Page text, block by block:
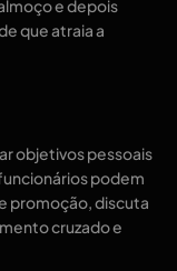
e depois
que atraia a
objetivos pessoais
podem
promoção, discuta
cruzado e